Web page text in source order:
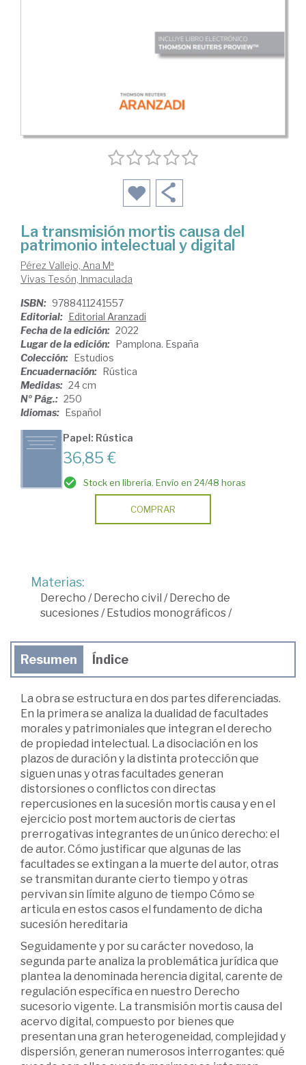
La transmisión mortis causa del
patrimonio intelectual y digital
Pérez Vallejo, Ana Mª
Vivas Tesón, Inmaculada
ISBN: 9788411241557
Editorial: Editorial Aranzadi
Fecha de la edición: 2022
Lugar de la edición: Pamplona. España
Colección: Estudios
Encuadernación: Rústica
Medidas: 24 cm
Nº Pág.: 250
Idiomas: Español
Papel: Rústica
36,85 €
Stock en librería. Envío en 24/48 horas
COMPRAR
Materias:
Derecho /Derecho civil /Derecho de
sucesiones/Estudios monográficos/
Resumen Índice
La obra se estructura en dos partes diferenciadas.
En la primera se analiza la dualidad de facultades
morales y patrimoniales que integran el derecho
de propiedad intelectual. La disociación en los
plazos de duración y la distinta protección que
siguen unas y otras facultades generan
distorsiones o conflictos con directas
repercusiones en la sucesión mortis causa y en el
ejercicio post mortem auctoris de ciertas
prerrogativas integrantes de un único derecho: el
de autor. Cómo justificar que algunas de las
facultades se extingan a la muerte del autor, otras
se transmitan durante cierto tiempo y otras
pervivan sin límite alguno de tiempo Cómo se
articula en estos casos el fundamento de dicha
sucesión hereditaria
Seguidamente y por su carácter novedoso, la
segunda parte analiza la problemática jurídica que
plantea la denominada herencia digital, carente de
regulación específica en nuestro Derecho
sucesorio vigente. La transmisión mortis causa del
acervo digital, compuesto por bienes que
presentan una gran heterogeneidad, complejidad y
dispersión, generan numerosos interrogantes: qué